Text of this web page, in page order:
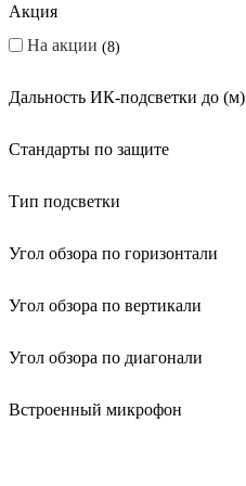
Акция
На акции
8
Дальность ИК-подсветки до (м)
Стандарты по защите
Тип подсветки
Угол обзора по горизонтали
Угол обзора по вертикали
Угол обзора по диагонали
Встроенный микрофон